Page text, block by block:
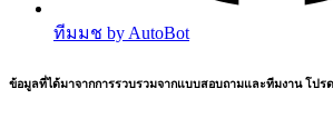
ทีมมช by AutoBot
ข้อมูลที่ได้มาจากการรวบรวมจากแบบสอบถามและทีมงาน โปร